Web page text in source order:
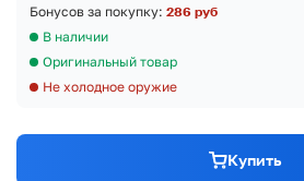
Бонусов за покупку: 286 руб
В наличии
Оригинальный товар
Не холодное оружие
Купить